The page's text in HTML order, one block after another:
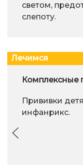
светом,
слепоту.
Лечимся
Комплексные
Прививки
инфанрикс.